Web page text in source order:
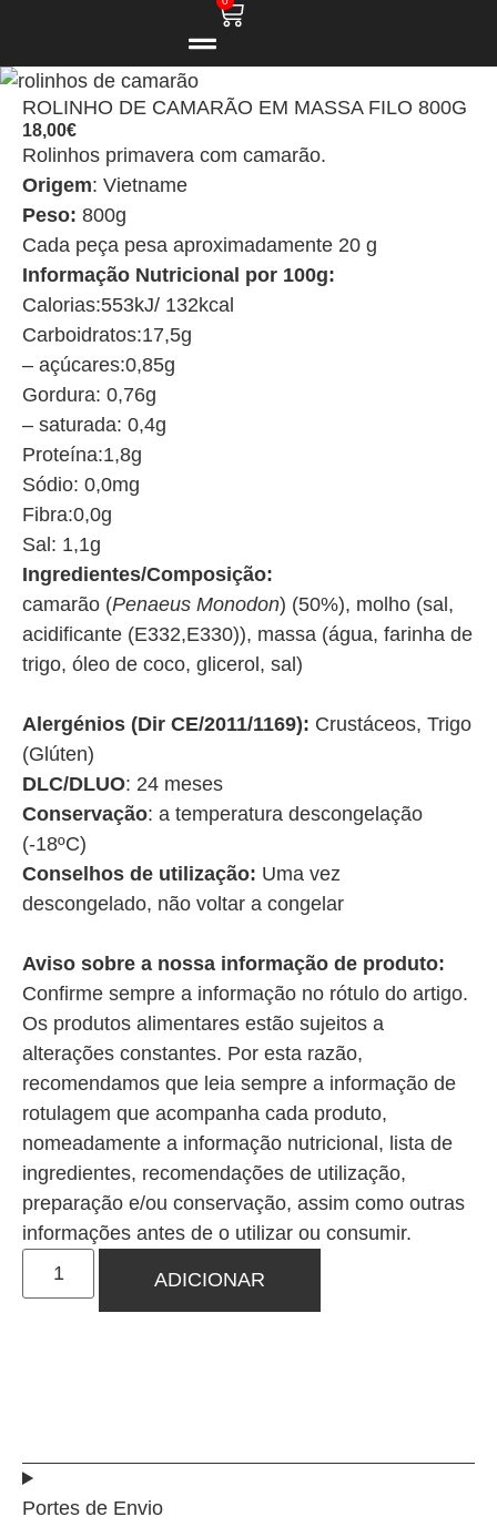
ROLINHO DE CAMARÃO EM MASSA FILO 800G
18,00€
Rolinhos primavera com camarão.
Origem: Vietname
Peso: 800g
Cada peça pesa aproximadamente 20 g
Informação Nutricional por 100g:
Calorias:553kJ/ 132kcal
Carboidratos:17,5g
– açúcares:0,85g
Gordura: 0,76g
– saturada: 0,4g
Proteína:1,8g
Sódio: 0,0mg
Fibra:0,0g
Sal: 1,1g
Ingredientes/Composição:
camarão (Penaeus Monodon) (50%), molho (sal,
acidificante (E332,E330)), massa (água, farinha de
trigo, óleo de coco, glicerol, sal)
Alergénios (Dir CE/2011/1169): Crustáceos, Trigo
(Glúten)
DLC/DLUO: 24 meses
Conservação: a temperatura descongelação
(-18ºC)
Conselhos de utilização: Uma vez
descongelado, não voltar a congelar
Aviso sobre a nossa informação de produto:
Confirme sempre a informação no rótulo do artigo.
Os produtos alimentares estão sujeitos a
alterações constantes. Por esta razão,
recomendamos que leia sempre a informação de
rotulagem que acompanha cada produto,
nomeadamente a informação nutricional, lista de
ingredientes, recomendações de utilização,
preparação e/ou conservação, assim como outras
informações antes de o utilizar ou consumir.
ADICIONAR
Portes de Envio